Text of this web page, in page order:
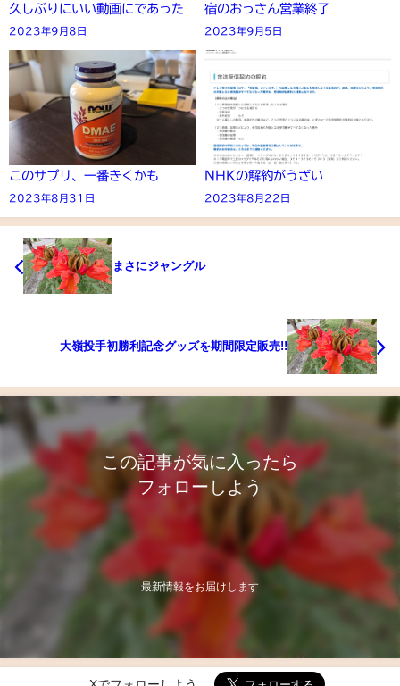
久しぶりにいい動画にであった
2023年9月8日
宿のおっさん営業終了
2023年9月5日
このサプリ、一番きくかも
2023年8月31日
NHKの解約がうざい
2023年8月22日
まさにジャングル
大嶺投手初勝利記念グッズを期間限定販売!!
この記事が気に入ったら
フォローしよう
最新情報をお届けします